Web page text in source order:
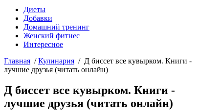
Диеты
Добавки
Домашний тренинг
Женский фитнес
Интересное
Главная /Кулинария / Д биссет все кувырком. Книги -
лучшие друзья (читать онлайн)
Д биссет все кувырком. Книги -
лучшие друзья (читать онлайн)